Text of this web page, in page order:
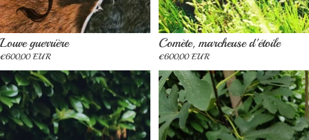
Épuisé
Louve guerrière
€600,00 EUR
Épuisé
Comète, marcheuse d'étoile
€600,00 EUR